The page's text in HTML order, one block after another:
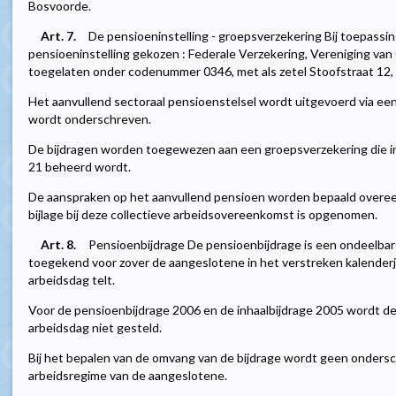
Bosvoorde.
Art. 7.
De pensioeninstelling - groepsverzekering Bij
pensioeninstelling gekozen : Federale Verzekering, Vereniging
toegelaten onder codenummer 0346, met als zetel Stoofstraat 12,
Het aanvullend sectoraal pensioenstelsel wordt uitgevoerd via
wordt onderschreven.
De bijdragen worden toegewezen aan een groepsverzekering die
21 beheerd wordt.
De aanspraken op het aanvullend pensioen worden bepaald
bijlage bij deze collectieve arbeidsovereenkomst is opgenomen.
Art. 8.
Pensioenbijdrage De pensioenbijdrage is een
toegekend voor zover de aangeslotene in het verstreken
arbeidsdag telt.
Voor de pensioenbijdrage 2006 en de inhaalbijdrage 2005 wordt
arbeidsdag niet gesteld.
Bij het bepalen van de omvang van de bijdrage wordt geen
arbeidsregime van de aangeslotene.